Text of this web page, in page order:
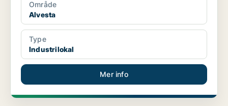
Område
Alvesta
Type
Industrilokal
Mer info